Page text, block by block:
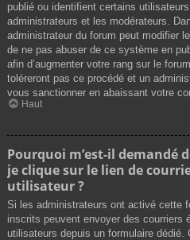
publié ou identifient certains
administrateurs et les modérateurs.
administrateur du forum peut modifier
de ne pas abuser de ce système en
afin d’augmenter votre rang sur le
toléreront pas ce procédé et un
vous sanctionner en abaissant votre
Haut
Pourquoi m’est-il demandé
je clique sur le lien de
utilisateur ?
Si les administrateurs ont activé cette
inscrits peuvent envoyer des courriers
utilisateurs depuis un formulaire dédié.